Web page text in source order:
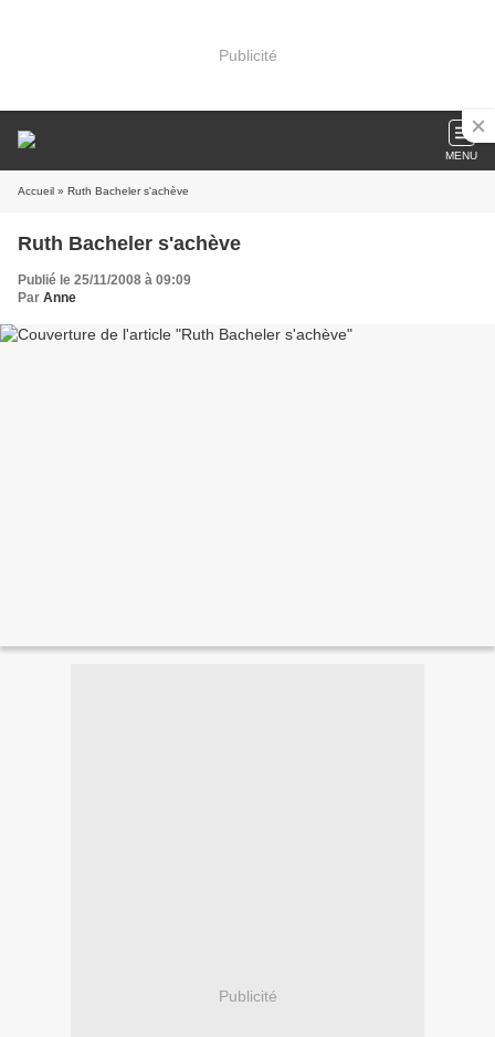
Publicité
MENU
Accueil » Ruth Bacheler s'achève
Ruth Bacheler s'achève
Publié le 25/11/2008 à 09:09
Par Anne
Publicité